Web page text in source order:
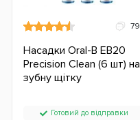
79
Насадки Oral-B EB20
Precision Clean (6 шт) на
зубну щітку
Готовий до відправки